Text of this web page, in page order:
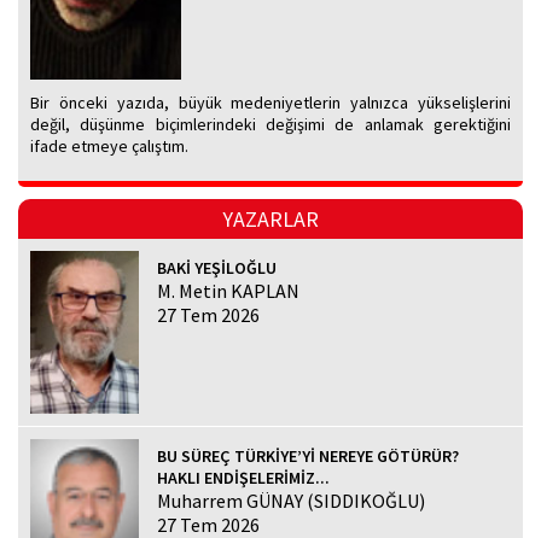
Bir önceki yazıda, büyük medeniyetlerin yalnızca yükselişlerini
değil, düşünme biçimlerindeki değişimi de anlamak gerektiğini
ifade etmeye çalıştım.
YAZARLAR
BAKİ YEŞİLOĞLU
M. Metin KAPLAN
27 Tem 2026
BU SÜREÇ TÜRKİYE’Yİ NEREYE GÖTÜRÜR?
HAKLI ENDİŞELERİMİZ...
Muharrem GÜNAY (SIDDIKOĞLU)
27 Tem 2026